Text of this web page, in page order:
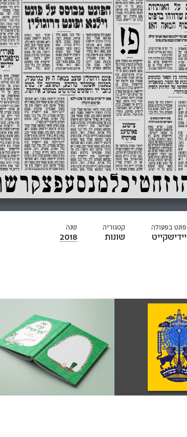
פונט בפעולה
יידישקייט
קטגוריה
שונות
שנה
2018